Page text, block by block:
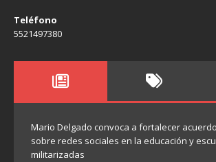
Teléfono
5521497380
Mario Delgado convoca a fortalecer
sobre redes sociales en la educación y
militarizadas